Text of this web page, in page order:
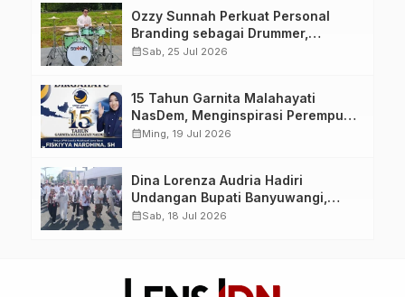
Ozzy Sunnah Perkuat Personal
Branding sebagai Drummer,
Produser, dan Sutradara Melalui
calendar_monthSab, 25 Jul 2026
15 Tahun Garnita Malahayati
NasDem, Menginspirasi Perempuan
Memimpin Perubahan Bangsa
calendar_monthMing, 19 Jul 2026
Dina Lorenza Audria Hadiri
Undangan Bupati Banyuwangi,
Saksikan Banyuwangi Ethno
calendar_monthSab, 18 Jul 2026